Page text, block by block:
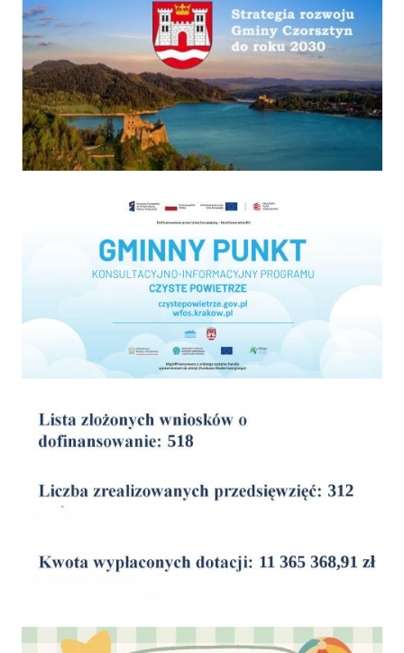
Dofinansowanie Żłobka Aktywny Maluch